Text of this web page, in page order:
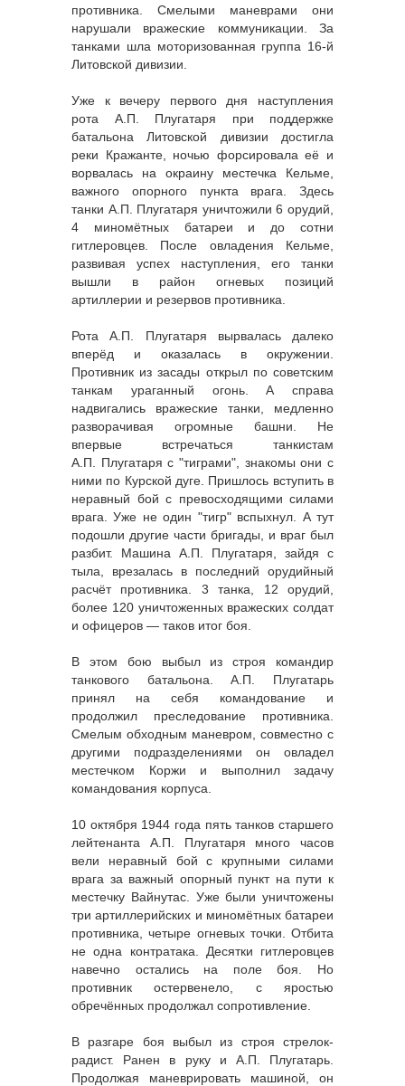
противника. Смелыми маневрами они
нарушали вражеские коммуникации. За
танками шла моторизованная группа 16-й
Литовской дивизии.
Уже к вечеру первого дня наступления
рота А.П. Плугатаря при поддержке
батальона Литовской дивизии достигла
реки Кражанте, ночью форсировала её и
ворвалась на окраину местечка Кельме,
важного опорного пункта врага. Здесь
танки А.П. Плугатаря уничтожили 6 орудий,
4 миномётных батареи и до сотни
гитлеровцев. После овладения Кельме,
развивая успех наступления, его танки
вышли в район огневых позиций
артиллерии и резервов противника.
Рота А.П. Плугатаря вырвалась далеко
вперёд и оказалась в окружении.
Противник из засады открыл по советским
танкам ураганный огонь. А справа
надвигались вражеские танки, медленно
разворачивая огромные башни. Не
впервые встречаться танкистам
А.П. Плугатаря с "тиграми", знакомы они с
ними по Курской дуге. Пришлось вступить в
неравный бой с превосходящими силами
врага. Уже не один "тигр" вспыхнул. А тут
подошли другие части бригады, и враг был
разбит. Машина А.П. Плугатаря, зайдя с
тыла, врезалась в последний орудийный
расчёт противника. 3 танка, 12 орудий,
более 120 уничтоженных вражеских солдат
и офицеров — таков итог боя.
В этом бою выбыл из строя командир
танкового батальона. А.П. Плугатарь
принял на себя командование и
продолжил преследование противника.
Смелым обходным маневром, совместно с
другими подразделениями он овладел
местечком Коржи и выполнил задачу
командования корпуса.
10 октября 1944 года пять танков старшего
лейтенанта А.П. Плугатаря много часов
вели неравный бой с крупными силами
врага за важный опорный пункт на пути к
местечку Вайнутас. Уже были уничтожены
три артиллерийских и миномётных батареи
противника, четыре огневых точки. Отбита
не одна контратака. Десятки гитлеровцев
навечно остались на поле боя. Но
противник остервенело, с яростью
обречённых продолжал сопротивление.
В разгаре боя выбыл из строя стрелок-
радист. Ранен в руку и А.П. Плугатарь.
Продолжая маневрировать машиной, он